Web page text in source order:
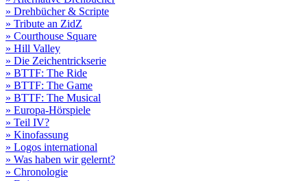
» Drehbücher & Scripte
» Tribute an ZidZ
» Courthouse Square
» Hill Valley
» Die Zeichentrickserie
» BTTF: The Ride
» BTTF: The Game
» BTTF: The Musical
» Europa-Hörspiele
» Teil IV?
» Kinofassung
» Logos international
» Was haben wir gelernt?
» Chronologie